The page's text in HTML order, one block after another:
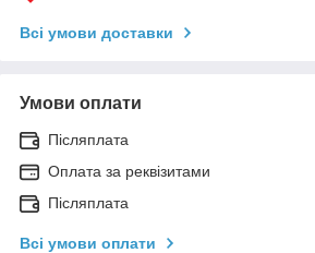
Всі умови доставки
Умови оплати
Післяплата
Оплата за реквізитами
Післяплата
Всі умови оплати